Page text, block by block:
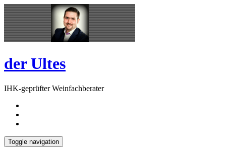
Skip
to
content
Open
Sidebar
der Ultes
IHK-geprüfter Weinfachberater
Toggle navigation